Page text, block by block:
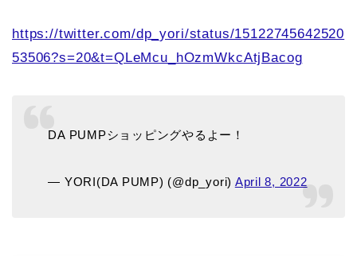
https://twitter.com/dp_yori/status/15122745642520
53506?s=20&t=QLeMcu_hOzmWkcAtjBacog
DA PUMPショッピングやるよー！
— YORI(DA PUMP) (@dp_yori) April 8, 2022